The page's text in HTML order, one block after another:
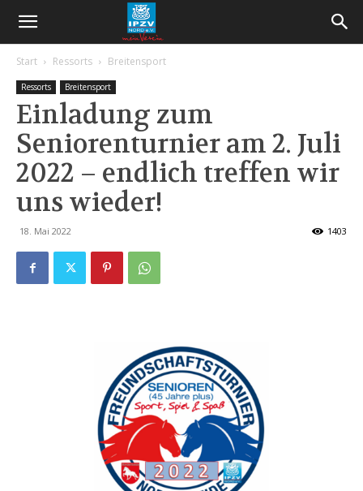
Start Ressorts Breitensport
Ressorts Breitensport
Einladung zum
Seniorenturnier am 2. Juli
2022 – endlich treffen wir
uns wieder!
18. Mai 2022 1403